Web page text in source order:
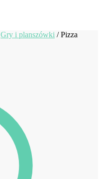
Gry i planszówki /Pizza